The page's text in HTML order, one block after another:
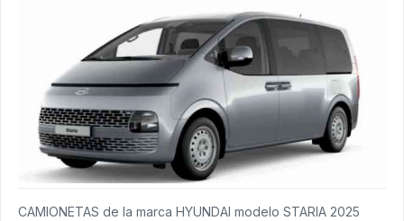
CAMIONETAS de la marca HYUNDAI modelo STARIA 2025